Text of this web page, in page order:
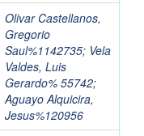
Olivar Castellanos,
Gregorio
Saul%1142735; Vela
Valdes, Luis
Gerardo% 55742;
Aguayo Alquicira,
Jesus%120956